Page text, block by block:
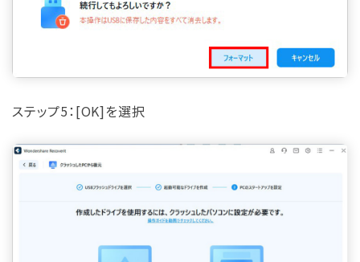
ステップ5：[OK]を選択